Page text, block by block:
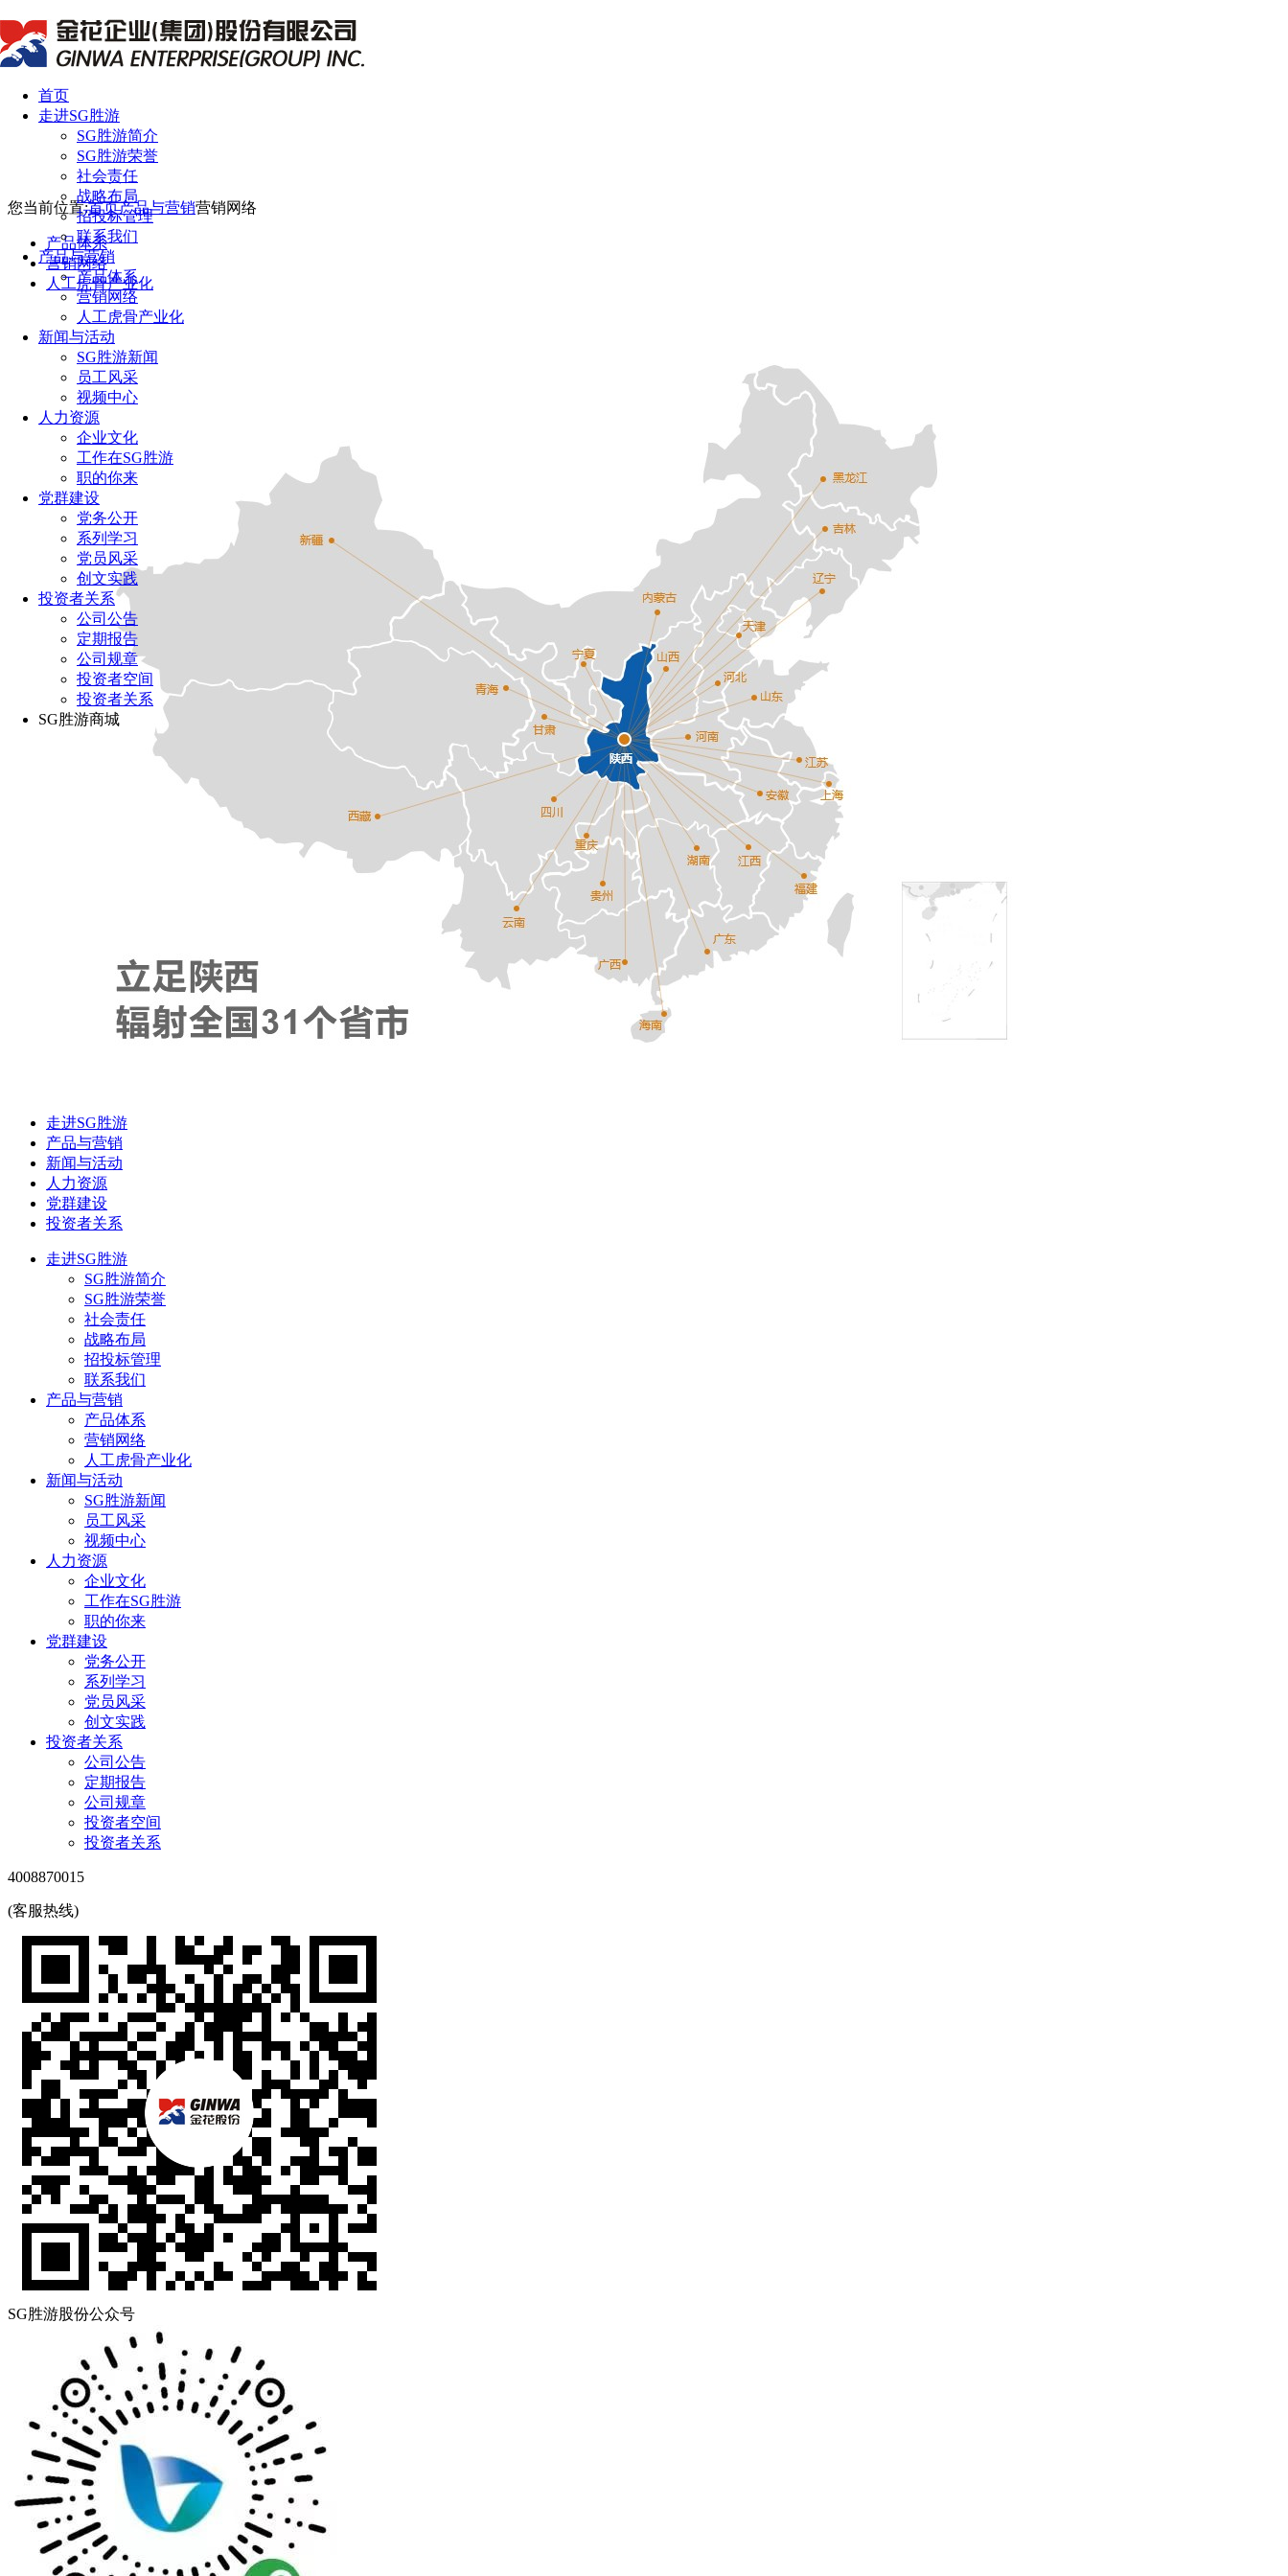
首页
走进SG胜游
SG胜游简介
SG胜游荣誉
社会责任
战略布局
招投标管理
联系我们
产品与营销
产品体系
营销网络
人工虎骨产业化
新闻与活动
SG胜游新闻
员工风采
视频中心
人力资源
企业文化
工作在SG胜游
职的你来
党群建设
党务公开
系列学习
党员风采
创文实践
投资者关系
公司公告
定期报告
公司规章
投资者空间
投资者关系
SG胜游商城
您当前位置:首页产品与营销营销网络
产品体系
营销网络
人工虎骨产业化
走进SG胜游
产品与营销
新闻与活动
人力资源
党群建设
投资者关系
走进SG胜游
SG胜游简介
SG胜游荣誉
社会责任
战略布局
招投标管理
联系我们
产品与营销
产品体系
营销网络
人工虎骨产业化
新闻与活动
SG胜游新闻
员工风采
视频中心
人力资源
企业文化
工作在SG胜游
职的你来
党群建设
党务公开
系列学习
党员风采
创文实践
投资者关系
公司公告
定期报告
公司规章
投资者空间
投资者关系
4008870015
(客服热线)
SG胜游股份公众号